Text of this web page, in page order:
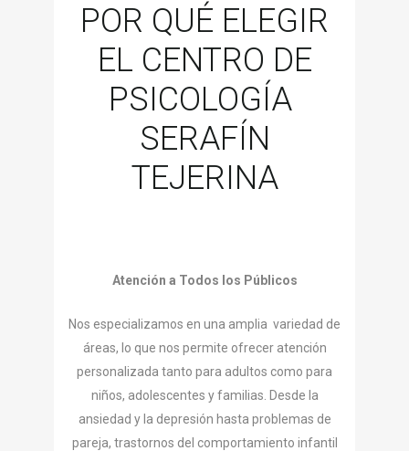
POR QUÉ ELEGIR
EL CENTRO DE
PSICOLOGÍA
SERAFÍN
TEJERINA
Atención a Todos los Públicos
Nos especializamos en una amplia variedad de
áreas, lo que nos permite ofrecer atención
personalizada tanto para adultos como para
niños, adolescentes y familias. Desde la
ansiedad y la depresión hasta problemas de
pareja, trastornos del comportamiento infantil